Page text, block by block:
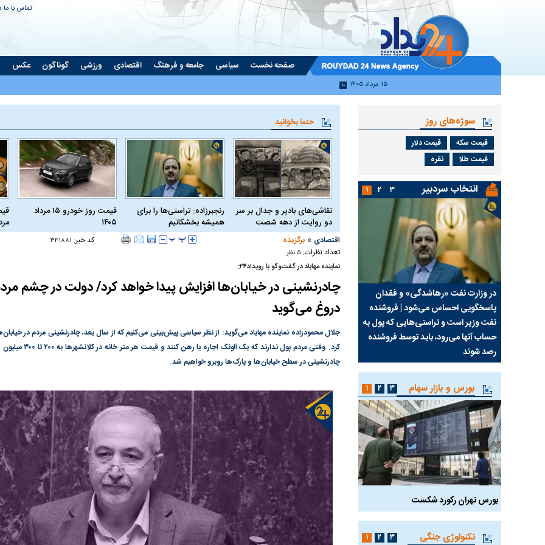
تماس با ما
صفحه نخست سیاسی جامعه و فرهنگ اقتصادی ورزشی گوناگون عکس
۱۵ مرداد ۱۴۰۵
حتما بخوانید
نقاشی‌های بادپر و جدال بر سر
دو روایت از دهه شصت
رنجبرزاده: تراستی‌ها را برای
همیشه بخشکانیم
قیمت روز خودرو ۱۵ مرداد
۱۴۰۵
اقتصادی » برگزیده کد خبر: ۳۴۱۸۸۱
تعداد نظرات: ۵ نظر
نماینده مهاباد در گفت‌وگو با رویداد۲۴:
چادرنشینی در خیابان‌ها افزایش پیدا خواهد کرد/ دولت در چشم
دروغ می‌گوید
جلال محمودزاده نماینده مهاباد می‌گوید: از نظر سیاسی پیش‌بینی می‌کنیم که از سال بعد، چادرنشینی مردم در
کرد. وقتی مردم پول
چادرنشینی در سطح خیابان‌ها و پارک‌ها روبرو خواهیم شد.
سوژه‌های روز
قیمت سکه
قیمت دلار
قیمت طلا
نقره
انتخاب سردبیر
در وزارت نفت «رهاشدگی» و فقدان
پاسخگویی احساس می‌شود | فروشنده
نفت وزیر است و تراستی‌هایی که پول به
حساب آنها می‌رود، باید توسط فروشنده
رصد شوند
چرا رویای آمریکایی سرنگونی رژیم و
نابودی محور مقاومت تعبیر نشد؟ | پشت
واشنگتن را زمین زد
مطالعه رفتار هیستریک صدا و سیما علیه
در وزارت نفت
حساب آنها
رصد شوند
۱ ۲ ۳
بورس و بازار سهام
بورس تهران رکورد شکست سیگنال مثبت دیپلماسی به بورس پرواز ۱۰۰ هزار واحدی شاخص کل بورس بورس تهران
۱ ۲ ۳
تکنولوژی جنگی ۱ ۲ ۳